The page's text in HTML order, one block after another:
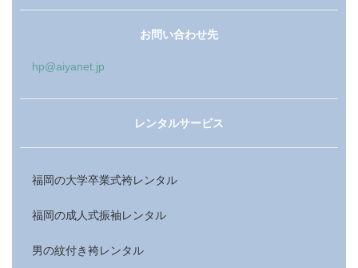
お問い合わせ先
hp@aiyanet.jp
レンタルサービス
福岡の大学卒業式袴レンタル
福岡の成人式振袖レンタル
男の紋付き袴レンタル